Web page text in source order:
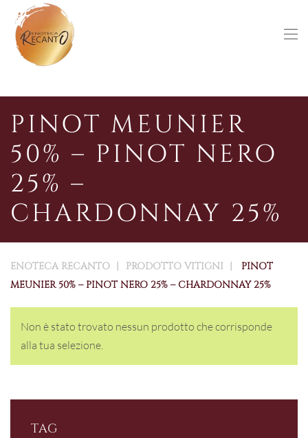
Skip to main content
PINOT MEUNIER
50% – PINOT NERO
25% –
CHARDONNAY 25%
ENOTECA RECANTO PRODOTTO VITIGNI
PINOT
MEUNIER 50% – PINOT NERO 25% – CHARDONNAY 25%
Non è stato trovato nessun prodotto che corrisponde
alla tua selezione.
TAG